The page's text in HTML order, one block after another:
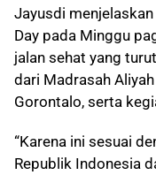
Jayusdi
Day pada Minggu
jalan sehat yang
dari Madrasah
Gorontalo, serta
“Karena ini sesuai
Republik Indonesia